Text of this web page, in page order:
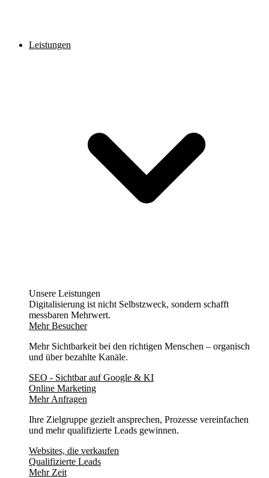
Leistungen
Unsere Leistungen
Digitalisierung ist nicht Selbstzweck, sondern schafft
messbaren Mehrwert.
Mehr Besucher
Mehr Sichtbarkeit bei den richtigen Menschen – organisch
und über bezahlte Kanäle.
SEO - Sichtbar auf Google & KI
Online Marketing
Mehr Anfragen
Ihre Zielgruppe gezielt ansprechen, Prozesse vereinfachen
und mehr qualifizierte Leads gewinnen.
Websites, die verkaufen
Qualifizierte Leads
Mehr Zeit